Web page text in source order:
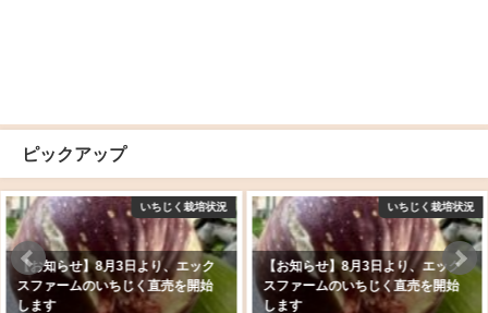
ピックアップ
いちじく栽培状況
【お知らせ】8月3日より、エック
スファームのいちじく直売を開始
します
いちじく栽培状況
【お知らせ】8月3日より、エック
スファームのいちじく直売を開始
します